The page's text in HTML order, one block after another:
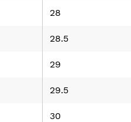
28
28.5
29
29.5
30